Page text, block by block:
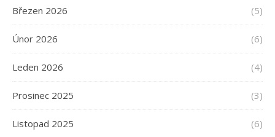
Březen 2026 (5)
Únor 2026 (6)
Leden 2026 (4)
Prosinec 2025 (3)
Listopad 2025 (6)